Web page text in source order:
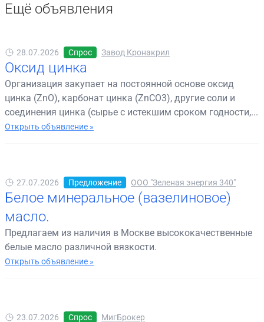
Ещё объявления
28.07.2026 Спрос Завод Кронакрил
Оксид цинка
Организация закупает на постоянной основе оксид
цинка (ZnO), карбонат цинка (ZnCO3), другие соли и
соединения цинка (сырье с истекшим сроком годности,...
Открыть объявление »
27.07.2026 Предложение ООО "Зеленая энергия 340"
Белое минеральное (вазелиновое)
масло.
Предлагаем из наличия в Москве высококачественные
белые масло различной вязкости.
Открыть объявление »
23.07.2026 Спрос МигБрокер